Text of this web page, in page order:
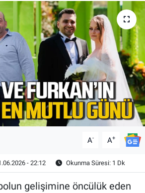
A- A+
- 22:12 Okunma Süresi: 1 Dk
gelişimine öncülük eden